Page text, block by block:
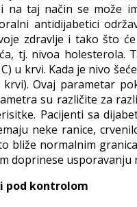
na taj način se može
antidijabetici
zdravlje i tako što
tj. nivoa holesterola.
u krvi. Kada je nivo
Ovaj parametar
su različite za
Pacijenti sa
neke ranice,
bliže normalnim
doprinese
pod kontrolom